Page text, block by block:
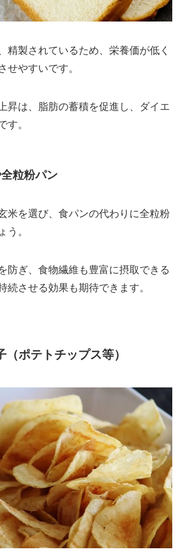
精製されているため、栄養価が低く
せやすいです。
昇は、脂肪の蓄積を促進し、ダイエ
す。
粒粉パン
米を選び、食パンの代わりに全粒粉
う。
防ぎ、食物繊維も豊富に摂取できる
続させる効果も期待できます。
ポテトチップス等）